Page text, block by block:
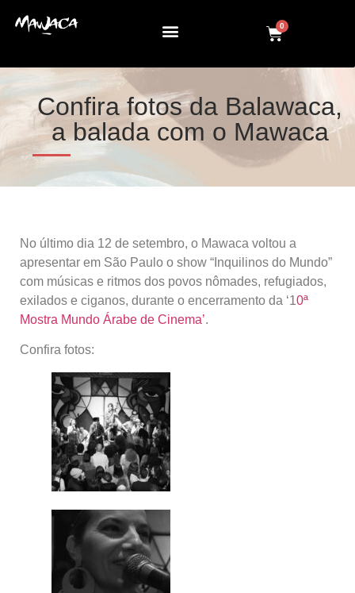
0
Confira fotos da Balawaca,
a balada com o Mawaca
No último dia 12 de setembro, o Mawaca voltou a
apresentar em São Paulo o show “Inquilinos do Mundo”
com músicas e ritmos dos povos nômades, refugiados,
exilados e ciganos, durante o encerramento da ‘10ª
Mostra Mundo Árabe de Cinema’.
Confira fotos: